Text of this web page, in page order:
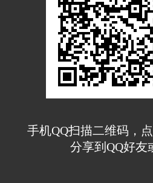
手机QQ扫描二维码，点
分享到QQ好友